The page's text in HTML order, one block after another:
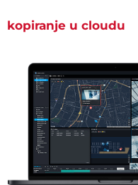
kopiranje u cloudu